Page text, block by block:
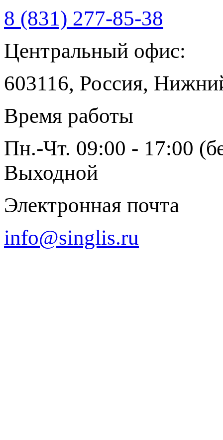
8 (831) 277-85-38
Центральный офис:
603116, Россия,
Время работы
Пн.-Чт. 09:00 - 17:00
Выходной
Электронная почта
info@singlis.ru